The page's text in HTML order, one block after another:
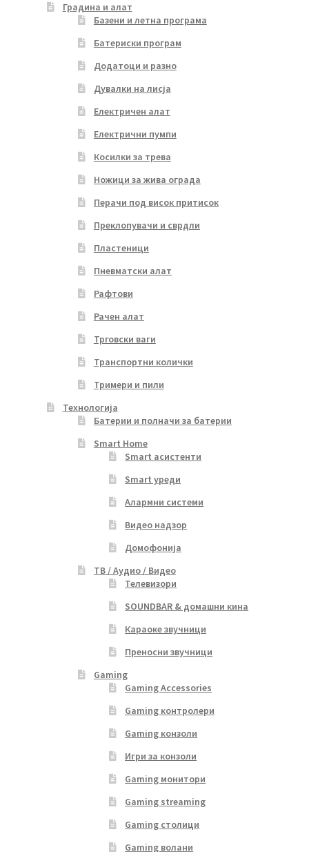
Градина и алат
Базени и летна програма
Батериски програм
Додатоци и разно
Дувалки на лисја
Електричен алат
Електрични пумпи
Косилки за трева
Ножици за жива ограда
Перачи под висок притисок
Преклопувачи и сврдли
Пластеници
Пневматски алат
Рафтови
Рачен алат
Трговски ваги
Транспортни колички
Тримери и пили
Технологија
Батерии и полначи за батерии
Smart Home
Smart асистенти
Smart уреди
Алармни системи
Видео надзор
Домофонија
ТВ / Аудио / Видео
Телевизори
SOUNDBAR & домашни кина
Караоке звучници
Преносни звучници
Gaming
Gaming Accessories
Gaming контролери
Gaming конзоли
Игри за конзоли
Gaming монитори
Gaming streaming
Gaming столици
Gaming волани